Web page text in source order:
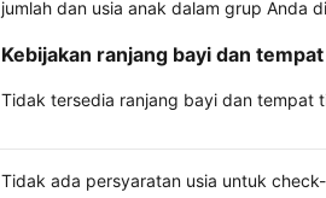
jumlah dan usia anak dalam grup Anda
Kebijakan ranjang bayi dan
Tidak tersedia ranjang bayi dan tempat
Tidak ada persyaratan usia untuk